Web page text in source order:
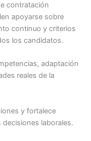
contratación
apoyarse sobre
continuo y criterios
los candidatos.
adaptación
reales de la
y fortalece
laborales.